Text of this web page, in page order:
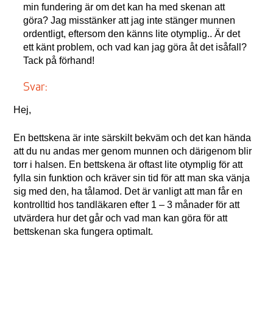
min fundering är om det kan ha med skenan att
göra? Jag misstänker att jag inte stänger munnen
ordentligt, eftersom den känns lite otymplig.. Är det
ett känt problem, och vad kan jag göra åt det isåfall?
Tack på förhand!
Svar:
Hej,
En bettskena är inte särskilt bekväm och det kan hända
att du nu andas mer genom munnen och därigenom blir
torr i halsen. En bettskena är oftast lite otymplig för att
fylla sin funktion och kräver sin tid för att man ska vänja
sig med den, ha tålamod. Det är vanligt att man får en
kontrolltid hos tandläkaren efter 1 – 3 månader för att
utvärdera hur det går och vad man kan göra för att
bettskenan ska fungera optimalt.